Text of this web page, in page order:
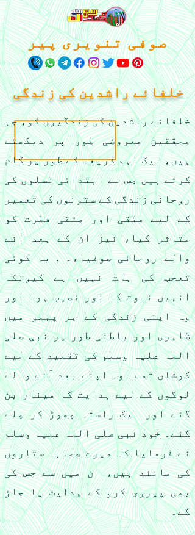
صوفی تنویری پیر
خلفائے راشدین کی زندگی
خلفائے راشدین کی زندگیوں کو، جب
محققین معروضی طور پر دیکھتے
ہیں، ایک اہم ذریعہ کے طور پر کام
کرتے ہیں جس نے ابتدائی نسلوں کی
روحانی زندگی کے ستونوں کی تعمیر
کے لیے متقی اور متقی فطرت کو
متاثر کیا، نیز ان کے بعد آنے
والے روحانی صوفیاء۔ . یہ کوئی
تعجب کی بات نہیں ہے کیونکہ
انہیں نبوت کا نور نصیب ہوا اور
وہ اپنی زندگی کے ہر پہلو میں
ظاہری اور باطنی طور پر نبی صلی
اللہ علیہ وسلم کی تقلید کے لیے
کوشاں تھے۔ وہ اپنے بعد آنے والے
لوگوں کے لیے ہدایت کا مینار بن
گئے اور ایک راستہ چھوڑ کر چلے
گئے۔ خود نبی صلی اللہ علیہ وسلم
نے فرمایا کہ میرے صحابہ ستاروں
کی مانند ہیں، ان میں سے جس کی
بھی پیروی کرو گے ہدایت پا جاؤ
گے۔